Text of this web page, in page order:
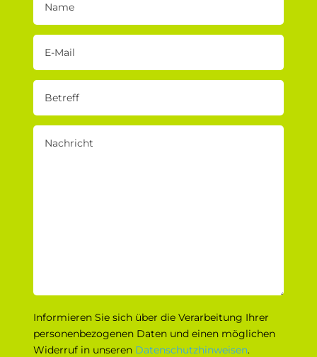
Informieren Sie sich über die Verarbeitung Ihrer
personenbezogenen Daten und einen möglichen
Widerruf in unseren Datenschutzhinweisen.